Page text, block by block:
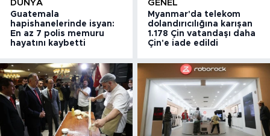
DÜNYA
Guatemala
hapishanelerinde isyan:
En az 7 polis memuru
hayatını kaybetti
GENEL
Myanmar'da telekom
dolandırıcılığına karışan
1.178 Çin vatandaşı daha
Çin'e iade edildi